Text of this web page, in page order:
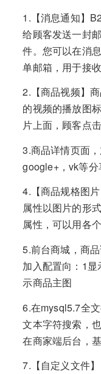
1.【消息通知】
给顾客发送一封
件。您可以在消
单邮箱，用于接
2.【商品视频】
的视频的播放图
片上面，顾客点
3.商品详情页面
google+，vk等分
4.【商品规格图
属性以图片的形
属性，可以用各
5.前台商城，商
加入配置向：1
示商品主图
6.在mysql5.7全
文本字符搜索，
在商家端后台，
7.【自定义文件